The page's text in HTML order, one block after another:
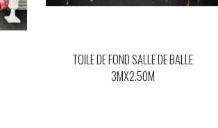
TOILE DE FOND SALLE DE BALLE
3MX2.50M